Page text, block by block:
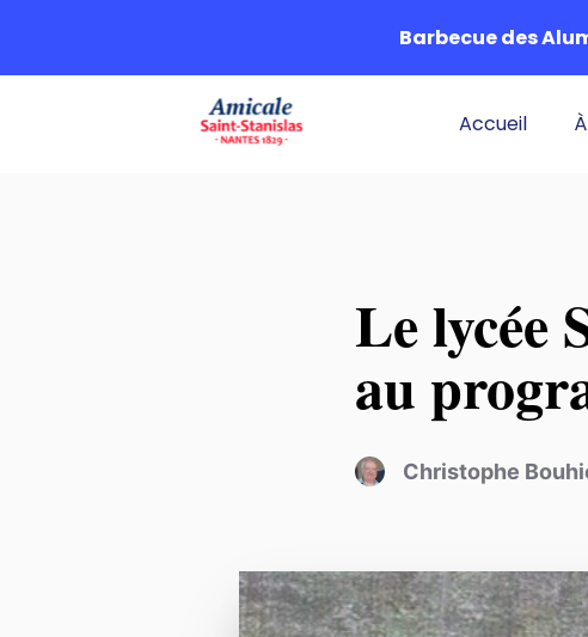
Barbecue des
Accueil
Le lycée
au
Christophe